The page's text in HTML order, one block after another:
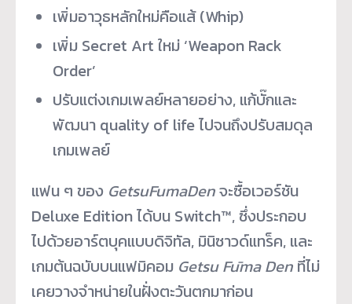
เพิ่มอาวุธหลักใหม่คือแส้ (Whip)
เพิ่ม Secret Art ใหม่ ‘Weapon Rack
Order’
ปรับแต่งเกมเพลย์หลายอย่าง, แก้บั๊กและ
พัฒนา quality of life ไปจนถึงปรับสมดุล
เกมเพลย์
แฟน ๆ ของ GetsuFumaDenจะซื้อเวอร์ชัน
Deluxe Edition ได้บน Switch™, ซึ่งประกอบ
ไปด้วยอาร์ตบุคแบบดิจิทัล, มินิซาวด์แทร็ค, และ
เกมต้นฉบับบนแฟมิคอม Getsu Fūma Den ที่ไม่
เคยวางจำหน่ายในฝั่งตะวันตกมาก่อน